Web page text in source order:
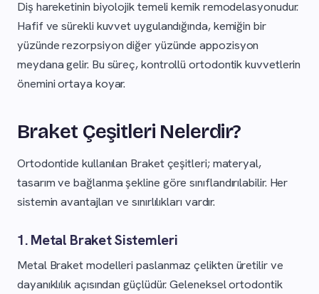
Diş hareketinin biyolojik temeli kemik remodelasyonudur.
Hafif ve sürekli kuvvet uygulandığında, kemiğin bir
yüzünde rezorpsiyon diğer yüzünde appozisyon
meydana gelir. Bu süreç, kontrollü ortodontik kuvvetlerin
önemini ortaya koyar.
Braket Çeşitleri Nelerdir?
Ortodontide kullanılan Braket çeşitleri; materyal,
tasarım ve bağlanma şekline göre sınıflandırılabilir. Her
sistemin avantajları ve sınırlılıkları vardır.
1. Metal Braket Sistemleri
Metal Braket modelleri paslanmaz çelikten üretilir ve
dayanıklılık açısından güçlüdür. Geleneksel ortodontik